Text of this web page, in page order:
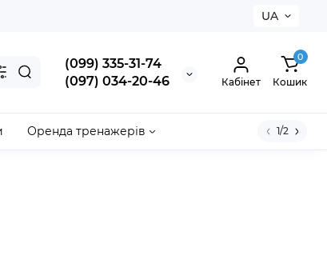
UA
(099) 335-31-74
(097) 034-20-46
Кабінет
0
Кошик
Оренда тренажерів 1/2